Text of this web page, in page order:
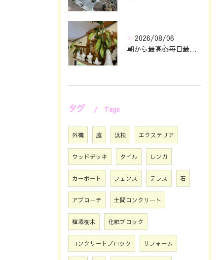
2026/08/06
朝から最高👍毎日最幸の😁マツジン社長でございます🤗
タグ Tags
外構 庭 浜松 エクステリア
ウッドデッキ タイル レンガ
カーポート フェンス テラス 石
アプローチ 土間コンクリート
植栽樹木 化粧ブロック
コンクリートブロック リフォーム